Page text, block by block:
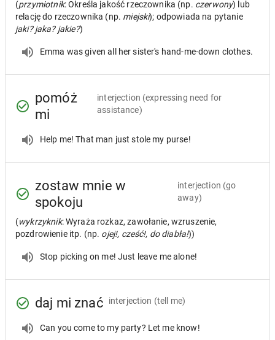
(przymiotnik: Określa jakość rzeczownika (np. czerwony) lub
relację do rzeczownika (np. miejski); odpowiada na pytanie
jaki? jaka? jakie?)
Emma was given all her sister's hand-me-down clothes.
pomóż
mi
interjection (expressing need for
assistance)
Help me! That man just stole my purse!
zostaw mnie w
spokoju
interjection (go
away)
(wykrzyknik: Wyraża rozkaz, zawołanie, wzruszenie,
pozdrowienie itp. (np. ojej!, cześć!, do diabła!))
Stop picking on me! Just leave me alone!
daj mi znać interjection (tell me)
Can you come to my party? Let me know!